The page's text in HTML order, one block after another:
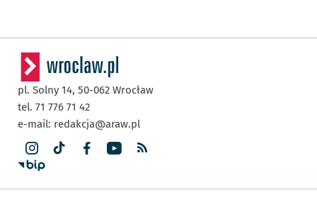
pl. Solny 14, 50-062 Wrocław
tel. 71 776 71 42
e-mail: redakcja@araw.pl